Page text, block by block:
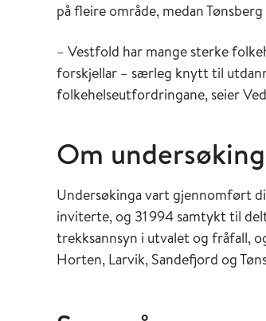
på fleire område, medan
– Vestfold har mange sterke
forskjellar – særleg knytt til
folkehelseutfordringane, seier
Om
Undersøkinga vart gjennomført
inviterte, og 31 994 samtykt til
trekksannsyn i utvalet og fråfall,
Horten, Larvik, Sandefjord og